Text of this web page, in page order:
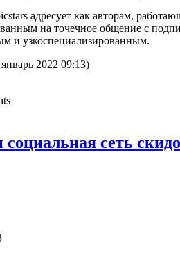
адресует как авторам,
на точечное общение с
и узкоспециализированным.
2022 09:13)
сеть